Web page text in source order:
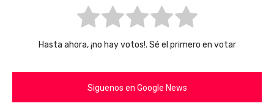
Hasta ahora, ¡no hay votos!. Sé el primero en votar
Siguenos en Google News